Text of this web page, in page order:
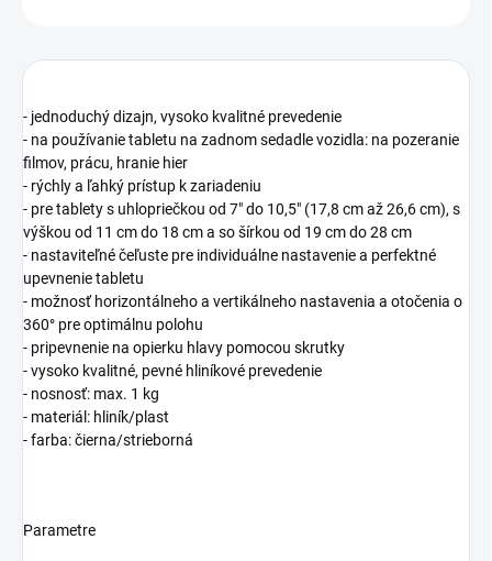
- jednoduchý dizajn, vysoko kvalitné prevedenie
- na používanie tabletu na zadnom sedadle vozidla: na pozeranie
filmov, prácu, hranie hier
- rýchly a ľahký prístup k zariadeniu
- pre tablety s uhlopriečkou od 7" do 10,5" (17,8 cm až 26,6 cm), s
výškou od 11 cm do 18 cm a so šírkou od 19 cm do 28 cm
- nastaviteľné čeľuste pre individuálne nastavenie a perfektné
upevnenie tabletu
- možnosť horizontálneho a vertikálneho nastavenia a otočenia o
360° pre optimálnu polohu
- pripevnenie na opierku hlavy pomocou skrutky
- vysoko kvalitné, pevné hliníkové prevedenie
- nosnosť: max. 1 kg
- materiál: hliník/plast
- farba: čierna/strieborná
Parametre